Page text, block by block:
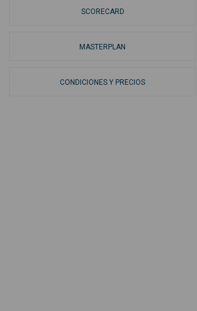
SCORECARD
MASTERPLAN
CONDICIONES Y PRECIOS